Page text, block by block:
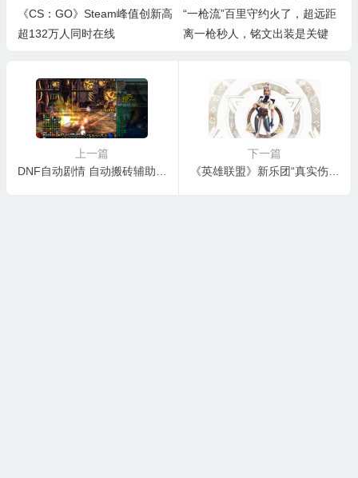
《CS：GO》Steam峰值创新高
超132万人同时在线
“一枪流”百里守约火了，超远距
离一枪秒人，铭文出装是关键
上一篇
下一篇
《英雄联盟》新乐团“真实伤害”正式公布 LV艺术总监参与设计